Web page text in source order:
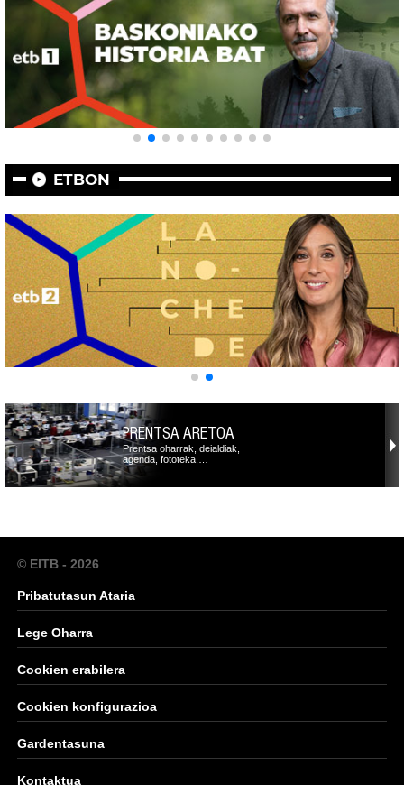
ETBON
PRENTSA ARETOA
Prentsa oharrak, deialdiak,
agenda, fototeka,…
© EITB - 2026
Pribatutasun Ataria
Lege Oharra
Cookien erabilera
Cookien konfigurazioa
Gardentasuna
Kontaktua